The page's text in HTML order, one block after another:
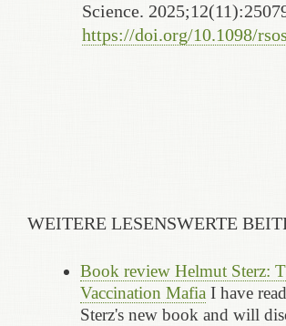
Science.
https://doi.org/10.1098/
WEITERE LESENSWERTE
Book review Helmut Sterz:
Vaccination Mafia I have
Sterz's new book and will